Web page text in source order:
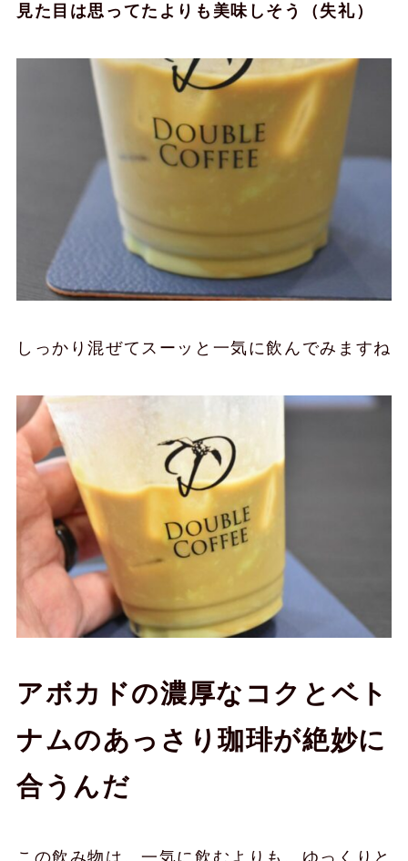
見た目は思ってたよりも美味しそう（失礼）
しっかり混ぜてスーッと一気に飲んでみますね
アボカドの濃厚なコクとベト
ナムのあっさり珈琲が絶妙に
合うんだ
この飲み物は、一気に飲むよりも、ゆっくりと